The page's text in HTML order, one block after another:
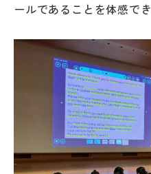
ールであることを体感で